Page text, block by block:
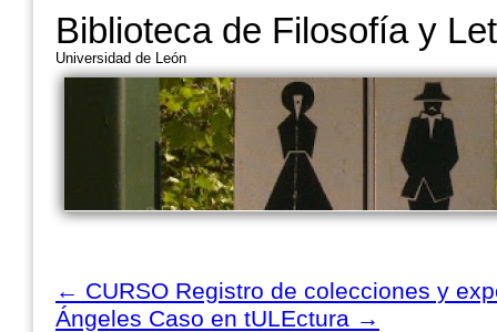
Biblioteca de Filosofía y
Universidad de León
← CURSO Registro de colecciones y
Ángeles Caso en tULEctura →